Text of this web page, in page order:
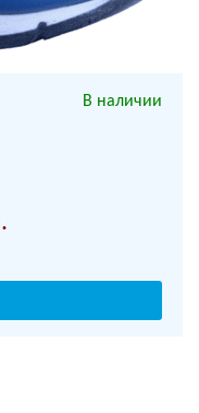
В наличии